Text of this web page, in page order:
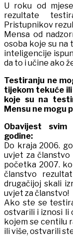
U roku od
rezultate
Pristupnikov
Mensa od
osoba koje su
inteligencije
da to i učine ako
Testiranju ne
tijekom tekuće ili
koje su na
Mensu ne mogu
Obavijest
godine:
Do kraja 2006.
uvjet za članstvo
početka 2007.
članstvo
drugačijoj skali
uvjet za članstvo!
Ako ste se
ostvarili i iznosi li
kojem se centilu
ili više, ostvarili